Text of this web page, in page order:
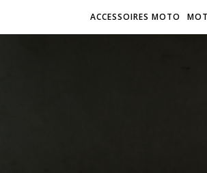
ACCESSOIRES MOTO